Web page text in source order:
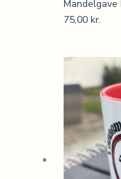
Mandelgave
75,00 kr.